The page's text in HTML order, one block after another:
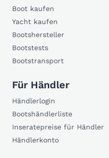
Boot kaufen
Yacht kaufen
Bootshersteller
Bootstests
Bootstransport
Für Händler
Händlerlogin
Bootshändlerliste
Inseratepreise für Händler
Händlerkonto